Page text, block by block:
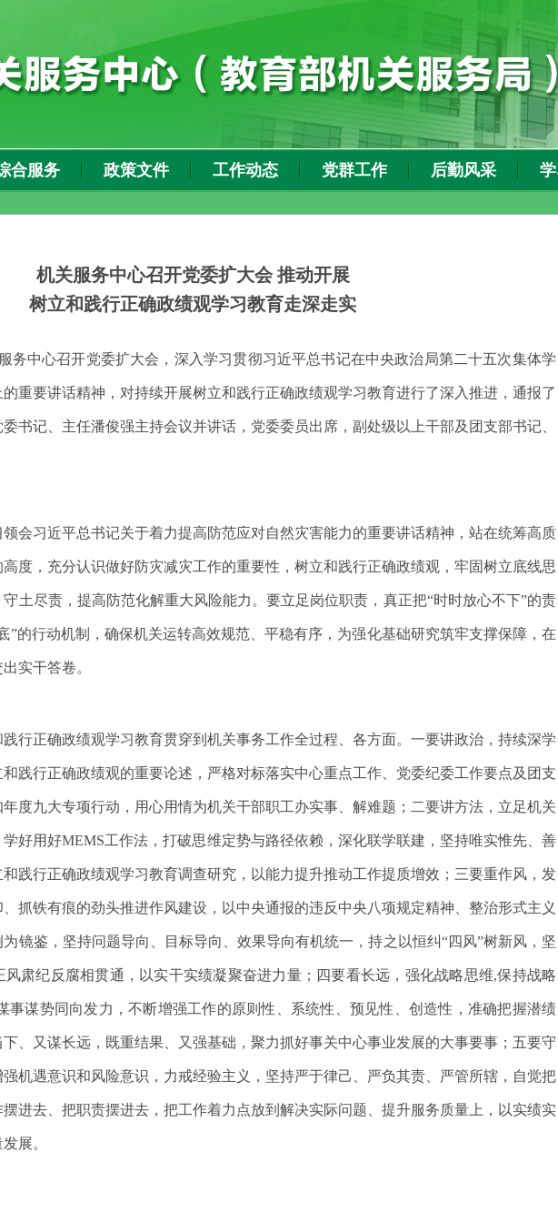
合服务 政策文件 工作动态 党群工作 后勤风采
机关服务中心召开党委扩大会 推动开展
树立和践行正确政绩观学习教育走深走实
务中心召开党委扩大会，深入学习贯彻习近平总书记在中央政治局第二十五次集体学
重要讲话精神，对持续开展树立和践行正确政绩观学习教育进行了深入推进，通报了
书记、主任潘俊强主持会议并讲话，党委委员出席，副处级以上干部及团支部书记、
会习近平总书记关于着力提高防范应对自然灾害能力的重要讲话精神，站在统筹高质
度，充分认识做好防灾减灾工作的重要性，树立和践行正确政绩观，牢固树立底线思
土尽责，提高防范化解重大风险能力。要立足岗位职责，真正把“时时放心不下”的责
”的行动机制，确保机关运转高效规范、平稳有序，为强化基础研究筑牢支撑保障，在
实干答卷。
行正确政绩观学习教育贯穿到机关事务工作全过程、各方面。一要讲政治，持续深学
践行正确政绩观的重要论述，严格对标落实中心重点工作、党委纪委工作要点及团支
度九大专项行动，用心用情为机关干部职工办实事、解难题；二要讲方法，立足机关
学好用好MEMS工作法，打破思维定势与路径依赖，深化联学联建，坚持唯实惟先、善
践行正确政绩观学习教育调查研究，以能力提升推动工作提质增效；三要重作风，发
抓铁有痕的劲头推进作风建设，以中央通报的违反中央八项规定精神、整治形式主义
镜鉴，坚持问题导向、目标导向、效果导向有机统一，持之以恒纠“四风”树新风，坚
肃纪反腐相贯通，以实干实绩凝聚奋进力量；四要看长远，强化战略思维,保持战略
事谋势同向发力，不断增强工作的原则性、系统性、预见性、创造性，准确把握潜绩
、又谋长远，既重结果、又强基础，聚力抓好事关中心事业发展的大事要事；五要守
机遇意识和风险意识，力戒经验主义，坚持严于律己、严负其责、严管所辖，自觉把
进去、把职责摆进去，把工作着力点放到解决实际问题、提升服务质量上，以实绩实
展。